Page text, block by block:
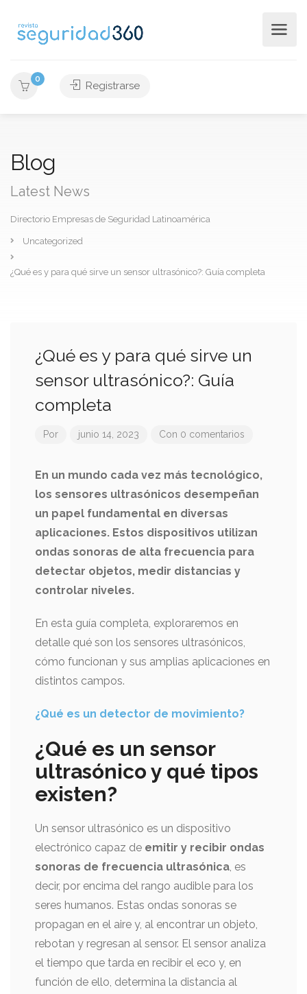
0
Registrarse
Blog
Latest News
Directorio Empresas de Seguridad Latinoamérica
Uncategorized
¿Qué es y para qué sirve un sensor ultrasónico?: Guía completa
¿Qué es y para qué sirve un
sensor ultrasónico?: Guía
completa
Por junio 14, 2023 Con 0 comentarios
En un mundo cada vez más tecnológico,
los sensores ultrasónicos desempeñan
un papel fundamental en diversas
aplicaciones. Estos dispositivos utilizan
ondas sonoras de alta frecuencia para
detectar objetos, medir distancias y
controlar niveles.
En esta guía completa, exploraremos en
detalle qué son los sensores ultrasónicos,
cómo funcionan y sus amplias aplicaciones en
distintos campos.
¿Qué es un detector de movimiento?
¿Qué es un sensor
ultrasónico y qué tipos
existen?
Un sensor ultrasónico es un dispositivo
electrónico capaz de emitir y recibir ondas
sonoras de frecuencia ultrasónica, es
decir, por encima del rango audible para los
seres humanos. Estas ondas sonoras se
propagan en el aire y, al encontrar un objeto,
rebotan y regresan al sensor. El sensor analiza
el tiempo que tarda en recibir el eco y, en
función de ello, determina la distancia al